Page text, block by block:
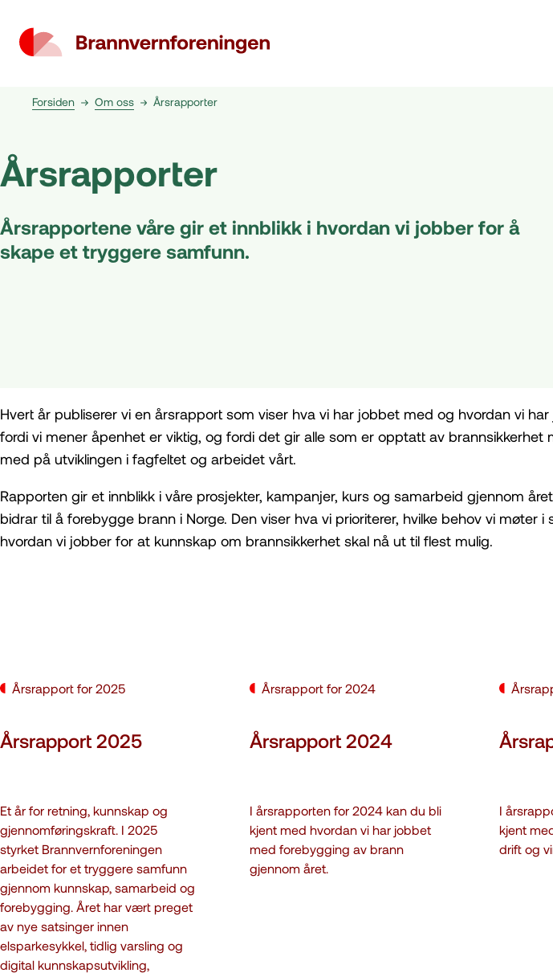
Forsiden Om oss Årsrapporter
Årsrapporter
Årsrapportene våre gir et innblikk i hvordan vi jobber for å
skape et tryggere samfunn.
Hvert år publiserer vi en årsrapport som viser hva vi har jobbet med og hvordan vi
fordi vi mener åpenhet er viktig, og fordi det gir alle som er opptatt av brannsikkerhet
med på utviklingen i fagfeltet og arbeidet vårt.
Rapporten gir et innblikk i våre prosjekter, kampanjer, kurs og samarbeid gjennom
bidrar til å forebygge brann i Norge. Den viser hva vi prioriterer, hvilke behov vi møter i
hvordan vi jobber for at kunnskap om brannsikkerhet skal nå ut til flest mulig.
Årsrapport for 2025
Årsrapport 2025
Et år for retning, kunnskap og
gjennomføringskraft. I 2025
styrket Brannvernforeningen
arbeidet for et tryggere samfunn
gjennom kunnskap, samarbeid og
forebygging. Året har vært preget
av nye satsinger innen
elsparkesykkel, tidlig varsling og
digital kunnskapsutvikling,
Årsrapport for 2024
Årsrapport 2024
I årsrapporten for 2024 kan du bli
kjent med hvordan vi har jobbet
med forebygging av brann
gjennom året.
I
kjent
drift og